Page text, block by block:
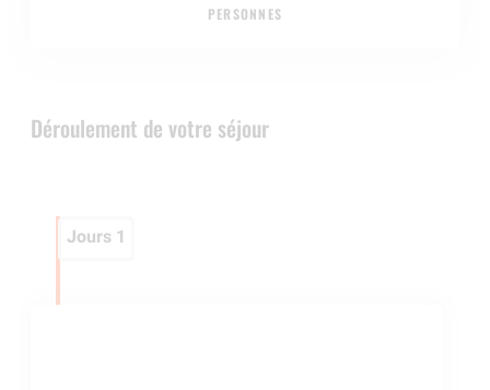
PERSONNES
Déroulement de votre séjour
Jours 1